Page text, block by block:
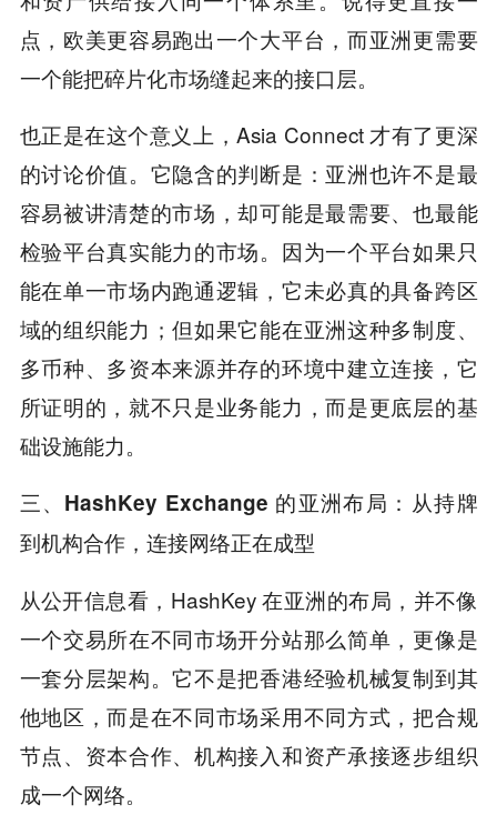
点，欧美更容易跑出一个大平台，而亚洲更需要
一个能把碎片化市场缝起来的接口层。
也正是在这个意义上，Asia Connect 才有了更深
的讨论价值。它隐含的判断是：亚洲也许不是最
容易被讲清楚的市场，却可能是最需要、也最能
检验平台真实能力的市场。因为一个平台如果只
能在单一市场内跑通逻辑，它未必真的具备跨区
域的组织能力；但如果它能在亚洲这种多制度、
多币种、多资本来源并存的环境中建立连接，它
所证明的，就不只是业务能力，而是更底层的基
础设施能力。
三、 HashKey Exchange 的亚洲布局：从持牌
到机构合作，连接网络正在成型
从公开信息看，HashKey 在亚洲的布局，并不像
一个交易所在不同市场开分站那么简单，更像是
一套分层架构。它不是把香港经验机械复制到其
他地区，而是在不同市场采用不同方式，把合规
节点、资本合作、机构接入和资产承接逐步组织
成一个网络。